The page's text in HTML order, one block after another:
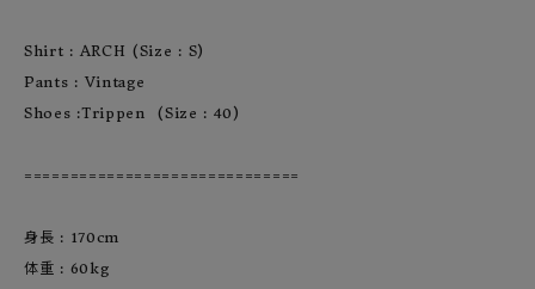
Shirt : ARCH (Size : S)
Pants : Vintage
Shoes :Trippen  (Size : 40)
==============================
身長 : 170cm
体重 : 60kg